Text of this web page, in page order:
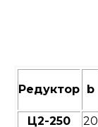
Редуктор b
Ц2-250
20